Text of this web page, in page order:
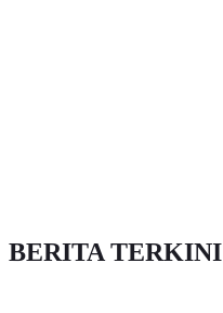
BERITA TERKINI